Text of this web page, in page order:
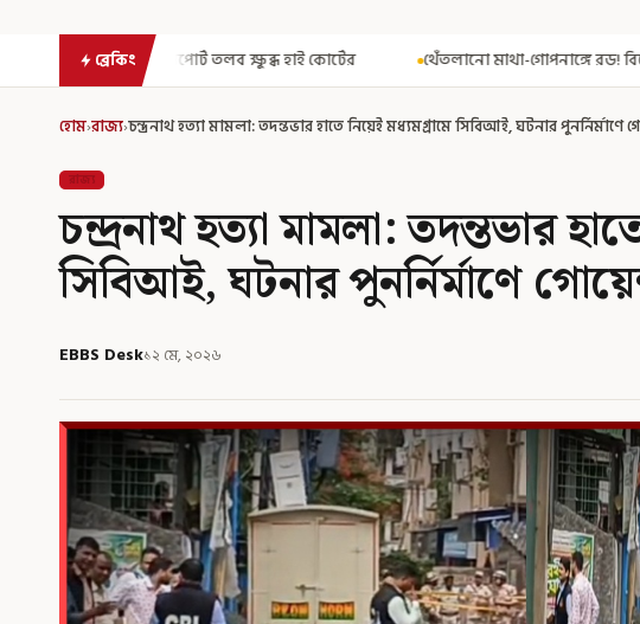
ব্রেকিং
ক্ষুব্ধ হাই কোর্টের থেঁতলানো মাথা-গোপনাঙ্গে রড! বিজেপিশাসিত অসমে
হোম›রাজ্য›চন্দ্রনাথ হত্যা মামলা: তদন্তভার হাতে নিয়েই মধ্যমগ্রামে সিবিআই, ঘটনার পুনর্নির্মাণে
রাজ্য
চন্দ্রনাথ হত্যা মামলা: তদন্তভার
সিবিআই, ঘটনার পুনর্নির্মাণে
EBBS Desk১২ মে, ২০২৬